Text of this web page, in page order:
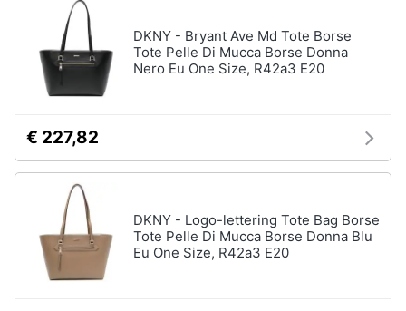
DKNY - Bryant Ave Md Tote Borse
Tote Pelle Di Mucca Borse Donna
Nero Eu One Size, R42a3 E20
€ 227,82
DKNY - Logo-lettering Tote Bag Borse
Tote Pelle Di Mucca Borse Donna Blu
Eu One Size, R42a3 E20